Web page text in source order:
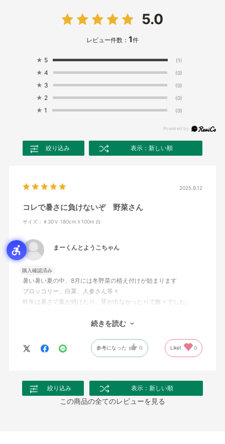
5.0
レビュー件数： 1件
★ 5 (1)
★ 4 (0)
★ 3 (0)
★ 2 (0)
★ 1 (0)
絞り込み 表示：新しい順
2025.9.12
コレで暑さに負けないぞ 野菜さん
サイズ：＃30Ｖ 180cmＸ100m 白
まーくんとようこちゃん
購入確認済み
暑い暑い夏の中、8月には冬野菜の植え付けが始まります
ブロッコリー、白菜、人参さん等々
昨年は暑さで葉が焼けたり、芽が出なかったりで散々でした。
野菜の出来が楽しみの今日この頃です。
続きを読む
参考になった 0 Like! 0
絞り込み 表示：新しい順
この商品の全てのレビューを見る